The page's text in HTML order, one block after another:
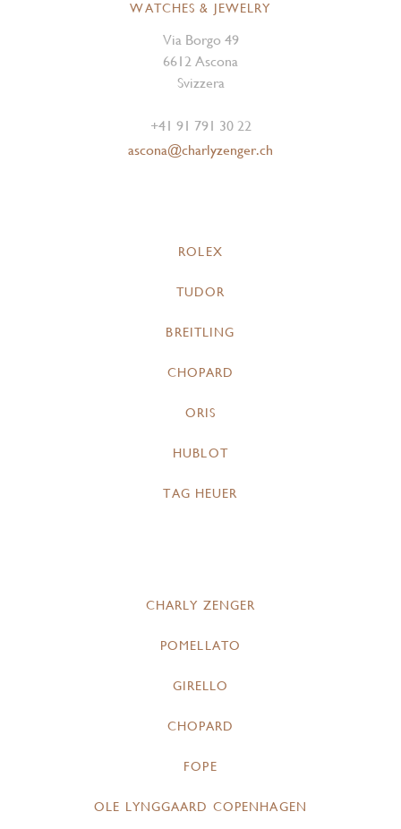
WATCHES & JEWELRY
Via Borgo 49
6612 Ascona
Svizzera
+41 91 791 30 22
ascona@charlyzenger.ch
ROLEX
TUDOR
BREITLING
CHOPARD
ORIS
HUBLOT
TAG HEUER
CHARLY ZENGER
POMELLATO
GIRELLO
CHOPARD
FOPE
OLE LYNGGAARD COPENHAGEN